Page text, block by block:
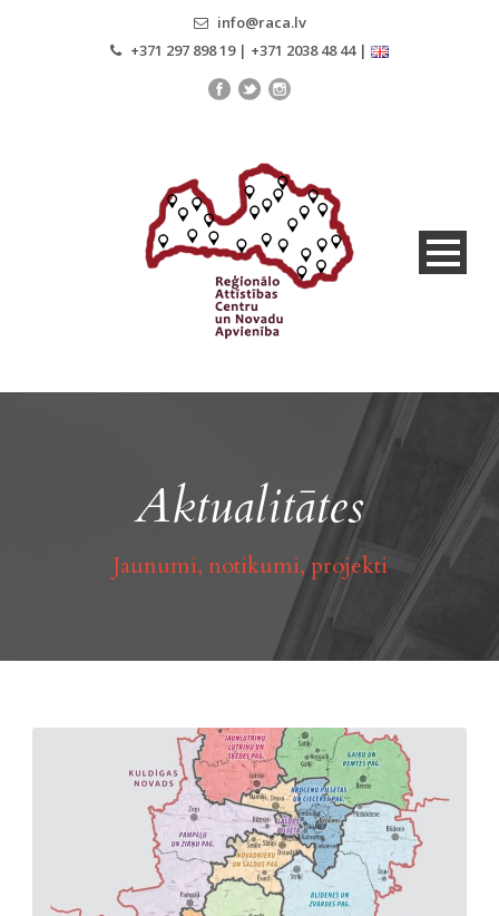
info@raca.lv
+371 297 898 19 | +371 2038 48 44 |
Aktualitātes
Jaunumi, notikumi, projekti